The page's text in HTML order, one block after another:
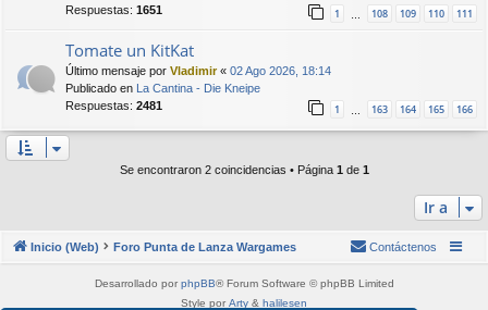
Respuestas: 1651 1 108 109 110 111
Tomate un KitKat
Último mensaje por Vladimir« 02 Ago 2026, 18:14
Publicado en La Cantina - Die Kneipe
Respuestas: 2481 1 163 164 165 166
Se encontraron 2 coincidencias • Página 1 de 1
Ir a
Inicio (Web) Foro Punta de Lanza Wargames Contáctenos
Desarrollado por phpBB® Forum Software © phpBB Limited
Style por Arty & halilesen